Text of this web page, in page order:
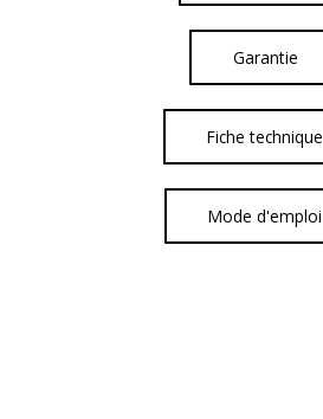
Garantie
Fiche technique
Mode d'emploi